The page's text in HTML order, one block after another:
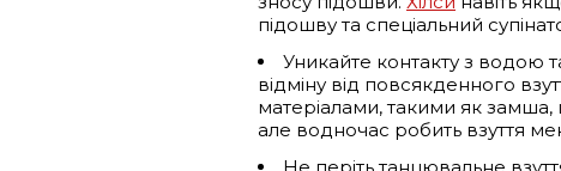
підошву та спеціальний
Уникайте контакту з
відміну від повсякденного
матеріалами, такими як
але водночас робить взуття